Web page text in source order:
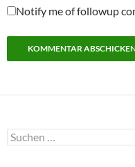
Notify me of followup
Suchen
nach: